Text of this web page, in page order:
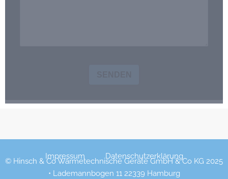
Impressum Datenschutzerklärung
© Hinsch & Co Wärmetechnische Geräte GmbH & Co KG 2025
• Lademannbogen 11 22339 Hamburg